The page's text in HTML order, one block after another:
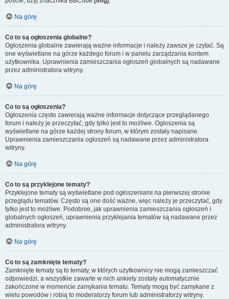
Na górę
Co to są ogłoszenia globalne?
Ogłoszenia globalne zawierają ważne informacje i należy zawsze je czytać. Są
one wyświetlane na górze każdego forum i w panelu zarządzania kontem
użytkownika. Uprawnienia zamieszczania ogłoszeń globalnych są nadawane
przez administratora witryny.
Na górę
Co to są ogłoszenia?
Ogłoszenia często zawierają ważne informacje dotyczące przeglądanego
forum i należy je przeczytać, gdy tylko jest to możliwe. Ogłoszenia są
wyświetlane na górze każdej strony forum, w którym zostały napisane.
Uprawnienia zamieszczania ogłoszeń są nadawane przez administratora
witryny.
Na górę
Co to są przyklejone tematy?
Przyklejone tematy są wyświetlane pod ogłoszeniami na pierwszej stronie
przeglądu tematów. Często są one dość ważne, więc należy je przeczytać, gdy
tylko jest to możliwe. Podobnie, jak uprawnienia zamieszczania ogłoszeń i
globalnych ogłoszeń, uprawnienia przyklejania tematów są nadawane przez
administratora witryny.
Na górę
Co to są zamknięte tematy?
Zamknięte tematy są to tematy, w których użytkownicy nie mogą zamieszczać
odpowiedzi, a wszystkie zawarte w nich ankiety zostały automatycznie
zakończone w momencie zamykania tematu. Tematy mogą być zamykane z
wielu powodów i robią to moderatorzy forum lub administratorzy witryny.